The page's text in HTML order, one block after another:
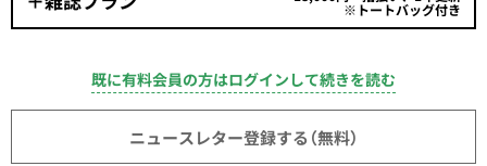
※トートバッグ付き
既に有料会員の方はログインして続きを読む
ニュースレター登録する（無料）